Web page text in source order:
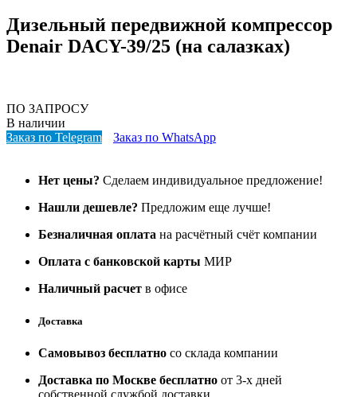
Дизельный передвижной компрессор
Denair DACY-39/25 (на салазках)
ПО ЗАПРОСУ
В наличии
Заказ по Telegram
Заказ по WhatsApp
Нет цены? Сделаем индивидуальное предложение!
Нашли дешевле? Предложим еще лучше!
Безналичная оплата на расчётный счёт компании
Оплата с банковской карты МИР
Наличный расчет в офисе
Доставка
Самовывоз бесплатно со склада компании
Доставка по Москве бесплатно от 3-х дней
собственной службой доставки